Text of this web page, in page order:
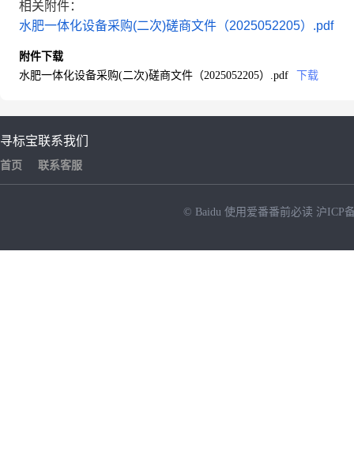
相关附件：
水肥一体化设备采购(二次)磋商文件（2025052205）.pdf
附件下载
水肥一体化设备采购(二次)磋商文件（2025052205）.pdf
下载
寻标宝
首页
联系我们
联系客服
© Baidu 使用爱番番前必读 沪ICP